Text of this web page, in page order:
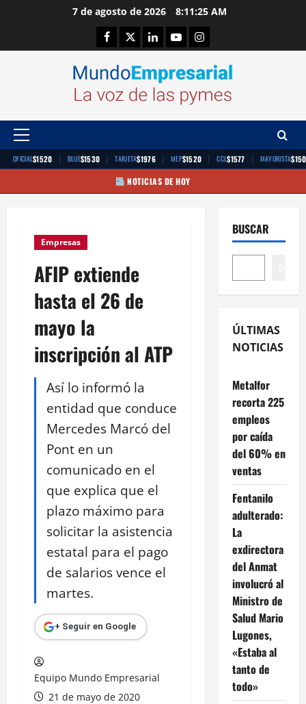
7 de agosto de 2026 8:11:26 AM
Facebook
TwitterLinkedinYoutubeInstagram
Menú
principal
OFICIAL$1520 | BLUE$1530 | TARJETA$1976 | MEP$1520 | CCL$1577 | MAYORISTA
NOTICIAS DE HOY
Empresas
AFIP extiende
hasta el 26 de
mayo la
inscripción al ATP
Así lo informó la
entidad que conduce
Mercedes Marcó del
Pont en un
comunicado en el
que explica que el
plazo máximo para
solicitar la asistencia
estatal para el pago
de salarios vence el
martes.
+ Seguir en Google
Equipo Mundo Empresarial
21 de mayo de 2020
BUSCAR
ÚLTIMAS
NOTICIAS
Metalfor
recorta 225
empleos
por caída
del 60% en
ventas
Fentanilo
adulterado:
La
exdirectora
del Anmat
involucró al
Ministro de
Salud Mario
Lugones,
«Estaba al
tanto de
todo»